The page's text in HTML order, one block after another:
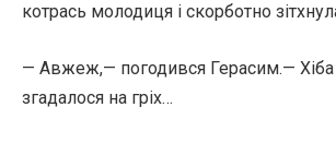
котрась молодиця і скорботно
— Авжеж,— погодився Герасим.—
згадалося на гріх…